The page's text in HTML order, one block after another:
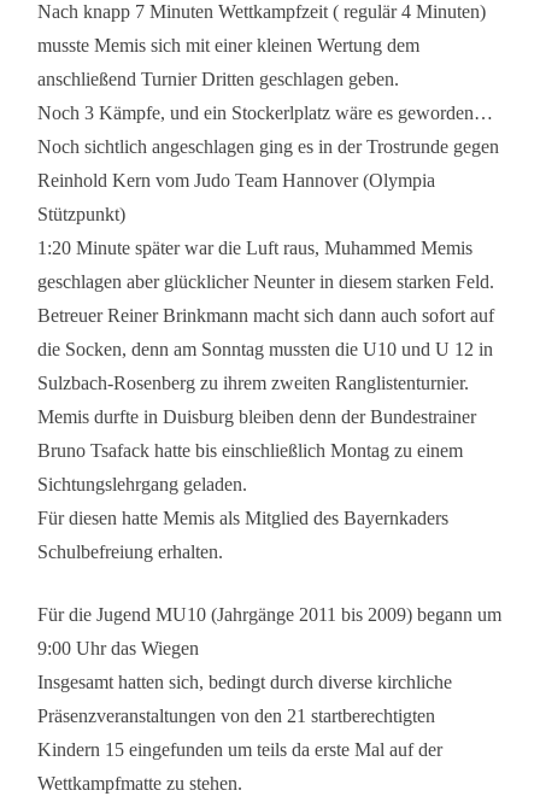
Nach knapp 7 Minuten Wettkampfzeit ( regulär 4 Minuten)
musste Memis sich mit einer kleinen Wertung dem
anschließend Turnier Dritten geschlagen geben.
Noch 3 Kämpfe, und ein Stockerlplatz wäre es geworden…
Noch sichtlich angeschlagen ging es in der Trostrunde gegen
Reinhold Kern vom Judo Team Hannover (Olympia
Stützpunkt)
1:20 Minute später war die Luft raus, Muhammed Memis
geschlagen aber glücklicher Neunter in diesem starken Feld.
Betreuer Reiner Brinkmann macht sich dann auch sofort auf
die Socken, denn am Sonntag mussten die U10 und U 12 in
Sulzbach-Rosenberg zu ihrem zweiten Ranglistenturnier.
Memis durfte in Duisburg bleiben denn der Bundestrainer
Bruno Tsafack hatte bis einschließlich Montag zu einem
Sichtungslehrgang geladen.
Für diesen hatte Memis als Mitglied des Bayernkaders
Schulbefreiung erhalten.
Für die Jugend MU10 (Jahrgänge 2011 bis 2009) begann um
9:00 Uhr das Wiegen
Insgesamt hatten sich, bedingt durch diverse kirchliche
Präsenzveranstaltungen von den 21 startberechtigten
Kindern 15 eingefunden um teils da erste Mal auf der
Wettkampfmatte zu stehen.